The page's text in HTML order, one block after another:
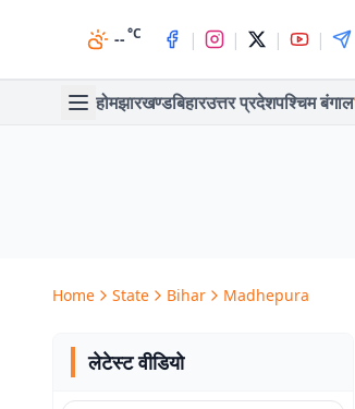
--°C | | | |
होमझारखण्डबिहारउत्तर प्रदेशपश्चिम बंगाल
Home State Bihar Madhepura
लेटेस्ट वीडियो